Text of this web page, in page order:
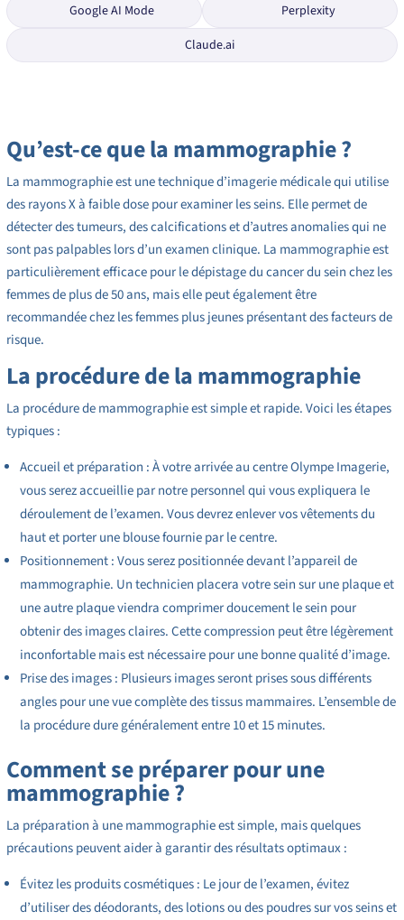
Google AI Mode
Perplexity
Claude.ai
Qu’est-ce que la mammographie ?
La mammographie est une technique d’imagerie médicale qui utilise
des rayons X à faible dose pour examiner les seins. Elle permet de
détecter des tumeurs, des calcifications et d’autres anomalies qui ne
sont pas palpables lors d’un examen clinique. La mammographie est
particulièrement efficace pour le dépistage du cancer du sein chez les
femmes de plus de 50 ans, mais elle peut également être
recommandée chez les femmes plus jeunes présentant des facteurs de
risque.
La procédure de la mammographie
La procédure de mammographie est simple et rapide. Voici les étapes
typiques :
Accueil et préparation : À votre arrivée au centre Olympe Imagerie,
vous serez accueillie par notre personnel qui vous expliquera le
déroulement de l’examen. Vous devrez enlever vos vêtements du
haut et porter une blouse fournie par le centre.
Positionnement : Vous serez positionnée devant l’appareil de
mammographie. Un technicien placera votre sein sur une plaque et
une autre plaque viendra comprimer doucement le sein pour
obtenir des images claires. Cette compression peut être légèrement
inconfortable mais est nécessaire pour une bonne qualité d’image.
Prise des images : Plusieurs images seront prises sous différents
angles pour une vue complète des tissus mammaires. L’ensemble de
la procédure dure généralement entre 10 et 15 minutes.
Comment se préparer pour une
mammographie ?
La préparation à une mammographie est simple, mais quelques
précautions peuvent aider à garantir des résultats optimaux :
Évitez les produits cosmétiques : Le jour de l’examen, évitez
d’utiliser des déodorants, des lotions ou des poudres sur vos seins et